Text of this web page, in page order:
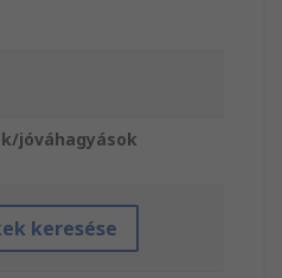
jóváhagyások
keresése